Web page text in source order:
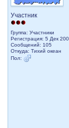
Участник
Группа: Участники
Регистрация: 5 Дек
Сообщений: 105
Откуда: Тихий океан
Пол: